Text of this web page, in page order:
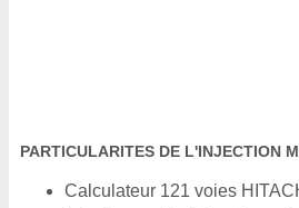
PARTICULARITES DE L'INJECTION
Calculateur 121 voies